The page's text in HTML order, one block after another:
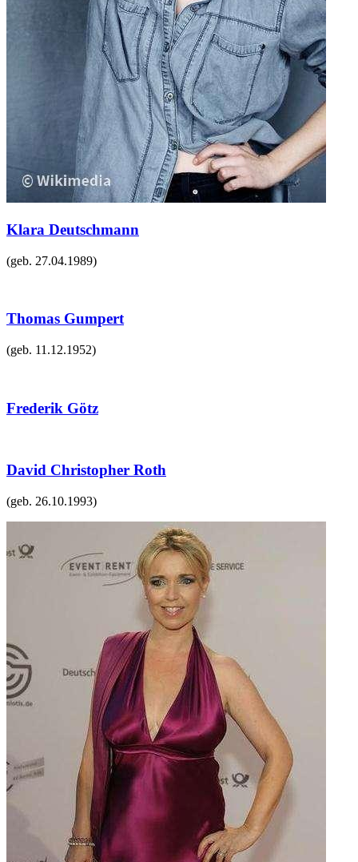
Klara Deutschmann
(geb. 27.04.1989)
Thomas Gumpert
(geb. 11.12.1952)
Frederik Götz
David Christopher Roth
(geb. 26.10.1993)